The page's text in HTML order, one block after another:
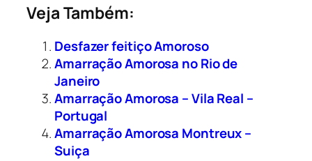
Veja Também:
Desfazer feitiço Amoroso
Amarração Amorosa no Rio de
Janeiro
Amarração Amorosa – Vila Real –
Portugal
Amarração Amorosa Montreux –
Suiça